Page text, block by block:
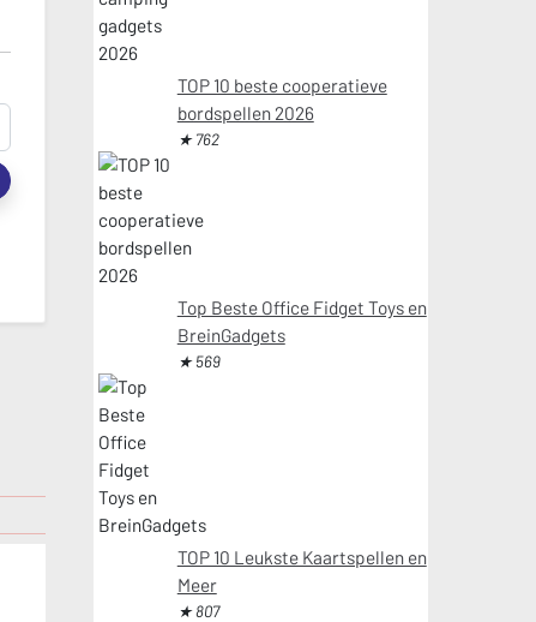
TOP 10 beste cooperatieve
bordspellen 2026
★ 762
Top Beste Office Fidget Toys en
BreinGadgets
★ 569
TOP 10 Leukste Kaartspellen en
Meer
★ 807